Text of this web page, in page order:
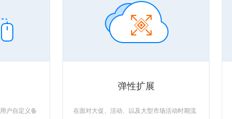
户自定义备
弹性扩展
在面对大促、活动、以及大型市场活动时期流